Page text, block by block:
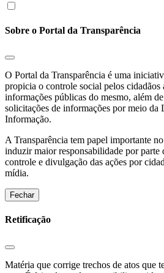
Sobre o Portal da Transparência
O Portal da Transparência é uma
propicia o controle social pelos
informações públicas do mesmo, além
solicitações de informações por meio da
Informação.
A Transparência tem papel importante
induzir maior responsabilidade por parte
controle e divulgação das ações por
mídia.
Fechar
Retificação
Matéria que corrige trechos de atos que